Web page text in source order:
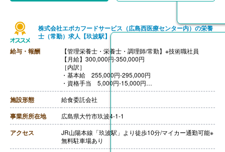
株式会社エポカフードサービス（広島西医療センター内）の栄養
士（常勤）求人【玖波駅】
給与・報酬
【管理栄養士・栄養士・調理師/常勤】※技術職社員
【月給】300,000円-350,000円
［内訳］
・基本給 255,000円-295,000円
・資格手当 5,000円-15,000円
・固定残業代 40,000円
※みなし残業手当は時間外労働の有無にかかわらず、固
定残業代として支給し、17-20時間程度を超える時間外
労働分は法定どおり
追加で支給
【賞与】年2回（計2.00ヶ月分）※前年度実績
【通勤手当】あり（上限20,000円/月）
【昇給】あり（1月あたり0円-4,000円）※前年度実績
施設形態 給食委託会社
事業所所在地 広島県大竹市玖波4-1-1
アクセス
JR山陽本線「玖波駅」より徒歩10分/マイカー通勤可能※
無料駐車場あり